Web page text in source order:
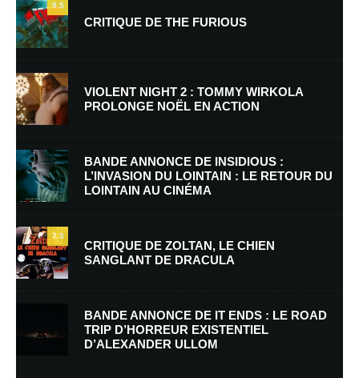
Nom*
E-mail* Site web
Enregistrer mon nom, mon e-mail et mon site dans le navigateur pour
mon prochain commentaire.
Prévenez-moi de tous les nouveaux commentaires par e-mail.
9.5
CRITIQUE DE THE FURIOUS
VIOLENT NIGHT 2 : TOMMY WIRKOLA
PROLONGE NOËL EN ACTION
BANDE ANNONCE DE INSIDIOUS :
L’INVASION DU LOINTAIN : LE RETOUR DU
LOINTAIN AU CINÉMA
7.5
CRITIQUE DE ZOLTAN, LE CHIEN
SANGLANT DE DRACULA
BANDE ANNONCE DE IT ENDS : LE ROAD
TRIP D’HORREUR EXISTENTIEL
D’ALEXANDER ULLOM